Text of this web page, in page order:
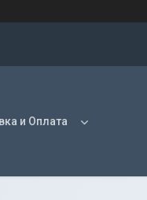
и Оплата